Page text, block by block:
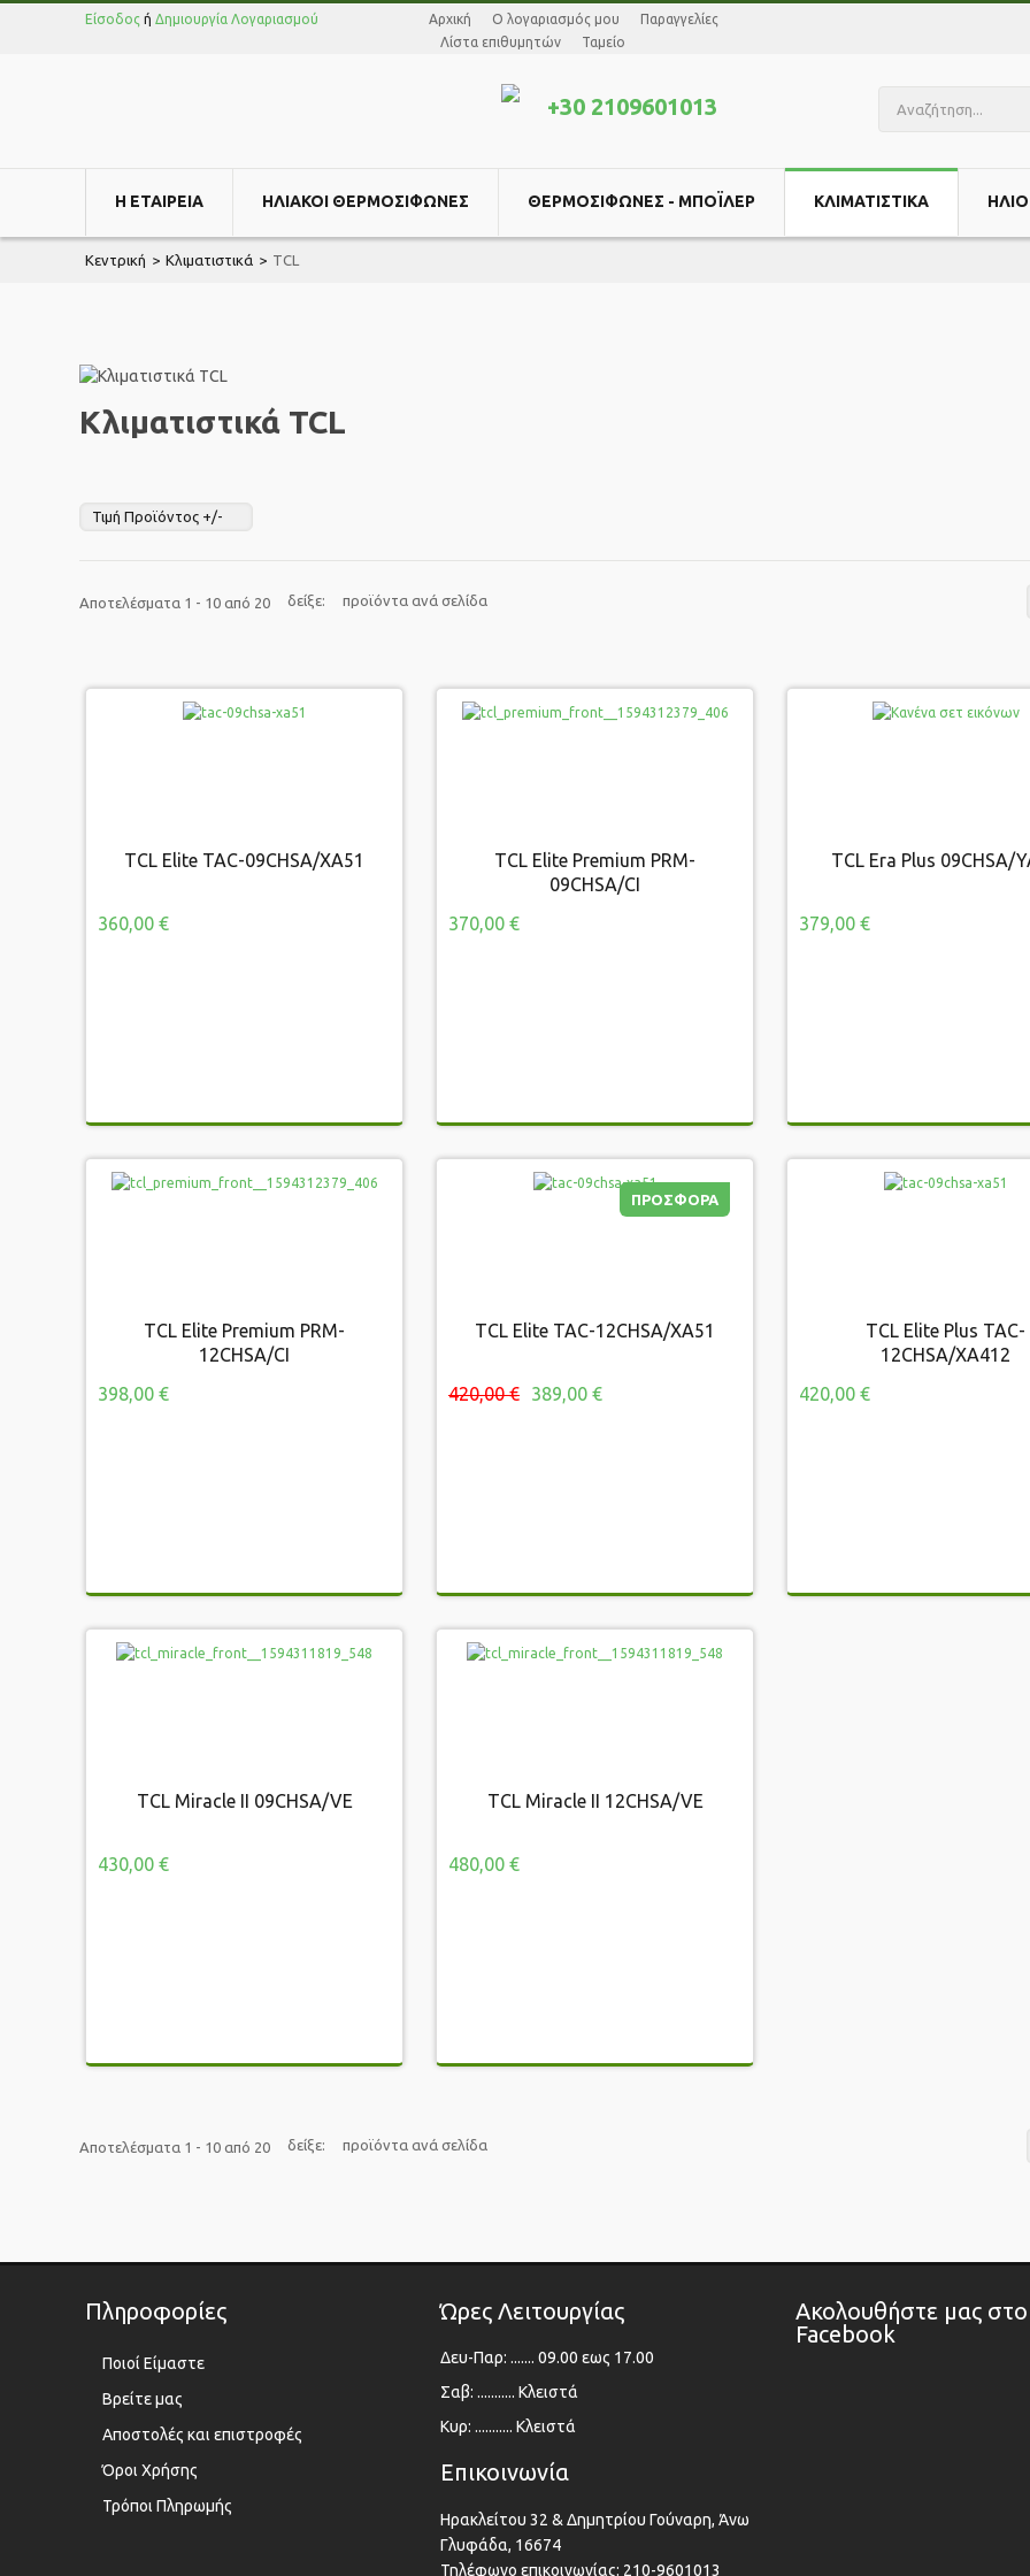
Είσοδος ή Δημιουργία Λογαριασμού Αρχική Ο λογαριασμός μου
Παραγγελίες
Λίστα επιθυμητών
Ταμείο
+30 2109601013
Η ΕΤΑΙΡΕΊΑ ΗΛΙΑΚΟΊ ΘΕΡΜΟΣΊΦΩΝΕΣ ΘΕΡΜΟΣΙΦΩΝΕΣ - ΜΠΟΪΛΕΡ ΚΛΙΜΑΤΙΣΤΙΚΆ
Κεντρική > Κλιματιστικά > TCL
Κλιματιστικά TCL
Τιμή Προϊόντος +/-
Αποτελέσματα 1 - 10 από 20 δείξε: προϊόντα ανά σελίδα
TCL Elite TAC-09CHSA/XA51
360,00 €
TCL Elite Premium PRM-
09CHSA/CI
370,00 €
TCL Elite Premium PRM-09CHSA/CI
TCL Era Plus 09CHSA/
379,00 €
TCL Elite Premium PRM-
12CHSA/CI
398,00 €
TCL Elite Premium PRM-12CHSA/CI
ΠΡΟΣΦΟΡΑ
TCL Elite TAC-12CHSA/XA51
420,00 € 389,00 €
TCL Elite Plus TAC-
12CHSA/XA412
420,00 €
TCL Elite Plus TAC-12CHSA/
TCL Miracle II 09CHSA/VE
430,00 €
TCL Miracle II 12CHSA/VE
480,00 €
Αποτελέσματα 1 - 10 από 20 δείξε: προϊόντα ανά σελίδα
Πληροφορίες
Ποιοί Είμαστε
Βρείτε μας
Αποστολές και επιστροφές
Όροι Χρήσης
Τρόποι Πληρωμής
Ώρες Λειτουργίας
Δευ-Παρ: ....... 09.00 εως 17.00
Σαβ: ........... Κλειστά
Κυρ: ........... Κλειστά
Επικοινωνία
Ηρακλείτου 32 & Δημητρίου Γούναρη, Άνω
Γλυφάδα, 16674
Τηλέφωνο επικοινωνίας: 210-9601013
Ακολουθήστε μας στο
Facebook